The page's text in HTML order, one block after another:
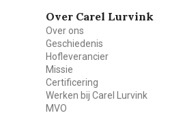
Over Carel Lurvink
Over ons
Geschiedenis
Hofleverancier
Missie
Certificering
Werken bij Carel Lurvink
MVO